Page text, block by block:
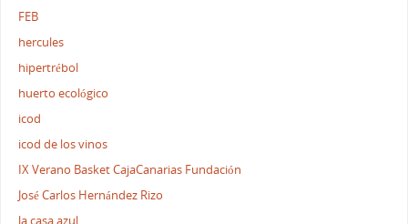
FEB
hercules
hipertrébol
huerto ecológico
icod
icod de los vinos
IX Verano Basket CajaCanarias Fundación
José Carlos Hernández Rizo
la casa azul